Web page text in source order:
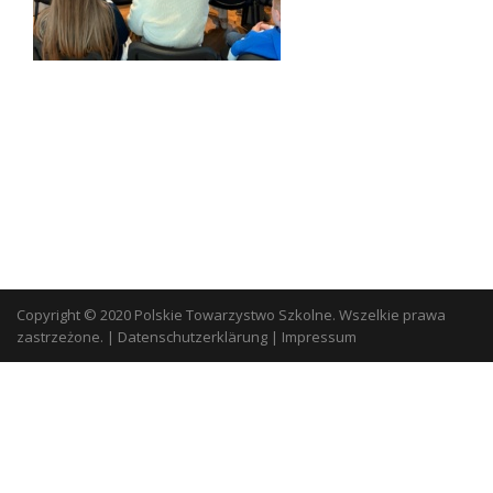
Copyright © 2020 Polskie Towarzystwo Szkolne. Wszelkie prawa
zastrzeżone. | Datenschutzerklärung | Impressum